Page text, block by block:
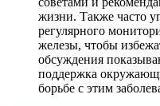
жизни. Также часто
регулярного
железы, чтобы
обсуждения
поддержка
борьбе с этим